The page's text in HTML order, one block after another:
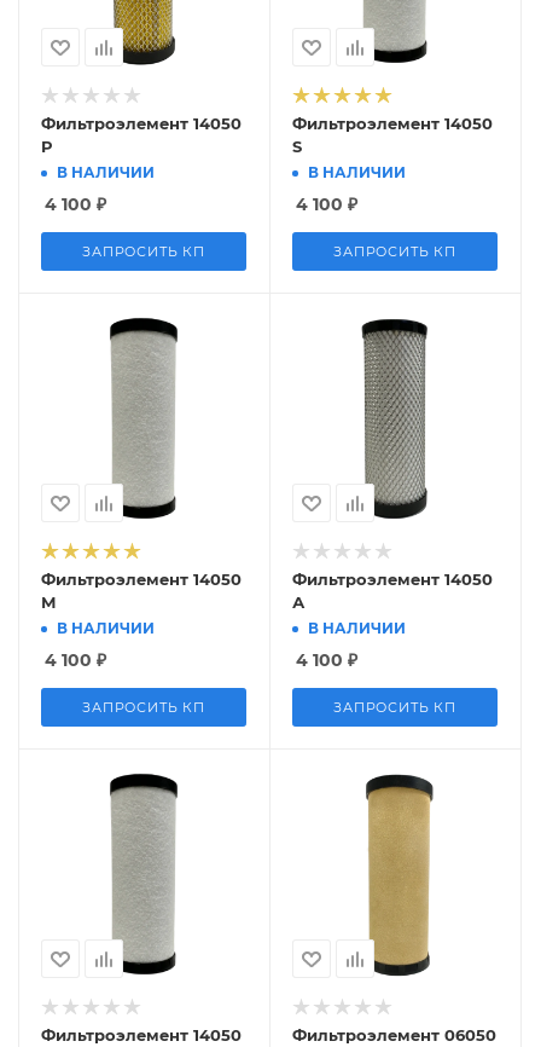
Фильтроэлемент 14050
P
В НАЛИЧИИ
4 100 ₽
ЗАПРОСИТЬ КП
Фильтроэлемент 14050
S
В НАЛИЧИИ
4 100 ₽
ЗАПРОСИТЬ КП
Фильтроэлемент 14050
М
В НАЛИЧИИ
4 100 ₽
ЗАПРОСИТЬ КП
Фильтроэлемент 14050
А
В НАЛИЧИИ
4 100 ₽
ЗАПРОСИТЬ КП
Фильтроэлемент 14050
Фильтроэлемент 06050